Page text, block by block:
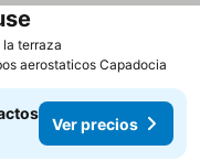
terraza
aerostaticos Capadocia
Ver precios